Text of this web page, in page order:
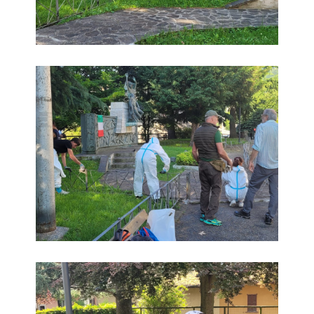
foto
foto